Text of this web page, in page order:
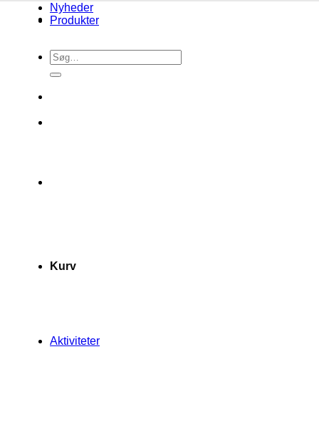
Søg
efter:
Kurv
Nyheder
Produkter
Aktiviteter